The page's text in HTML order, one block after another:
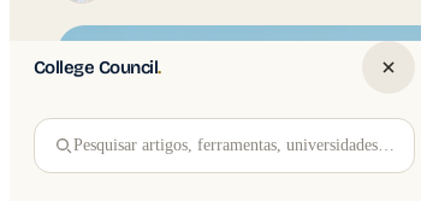
College Council.
Pesquisar artigos, ferramentas, universidades…